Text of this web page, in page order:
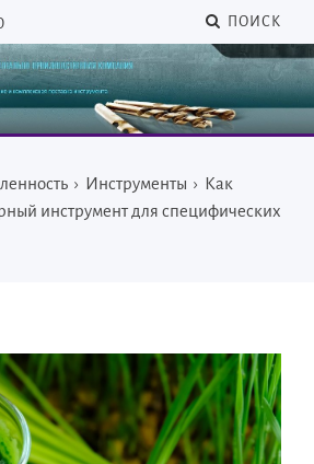
ПОИСК
› Инструменты › Как
инструмент для специфических